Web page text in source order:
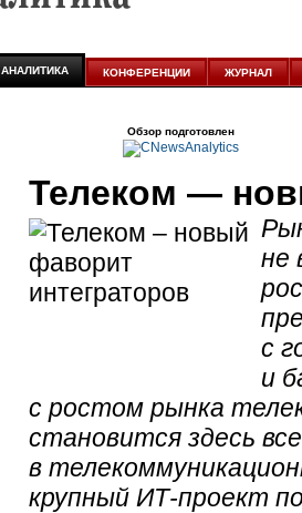
АНАЛИТИКА КОНФЕРЕНЦИИ ЖУРНАЛ
Обзор подготовлен
Телеком —
не
с
и
с ростом рынка
становится здесь
в
крупный ИТ-проект